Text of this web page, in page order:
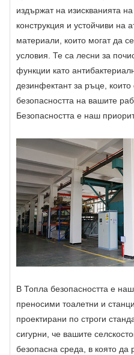
издържат на изискванията
конструкция и устойчиви на
материали, които могат да
условия. Те са лесни за
функции като
дезинфектант за ръце, които
безопасността на вашите
Безопасността е наш
В Топла безопасността е
преносими тоалетни и
проектирани по строги
сигурни, че вашите
безопасна среда, в която да